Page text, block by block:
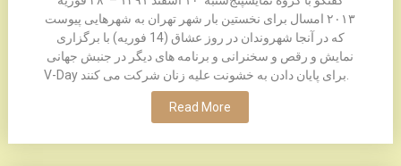
۲۰۱٣ امسال برای نخستین بار شهر تهران به شهرهایی پیوست
که در آنجا شهروندان در روز عشاق (14 فوریه) با برگزاری
نمایش و رقص و سخنرانی و برنامه های دیگر در جنبش جهانی
Read More